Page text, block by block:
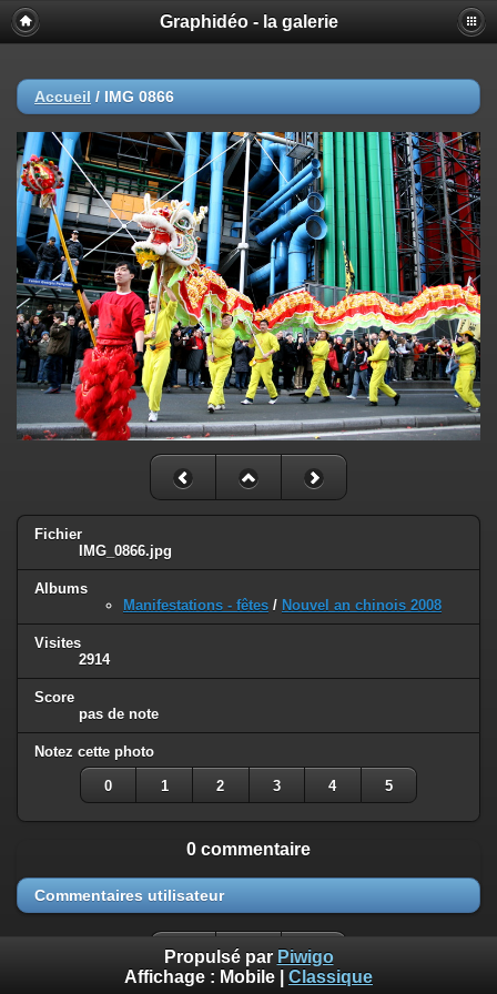
Graphidéo - la galerie
Accueil / IMG 0866
Fichier
IMG_0866.jpg
Albums
Manifestations - fêtes / Nouvel an chinois 2008
Visites
2914
Score
pas de note
Notez cette photo
0 1 2 3 4 5
0 commentaire
Commentaires utilisateur
Propulsé par Piwigo
Affichage : Mobile Classique